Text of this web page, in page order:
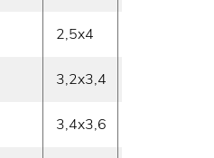
2,5x4
3,2x3,4
3,4x3,6